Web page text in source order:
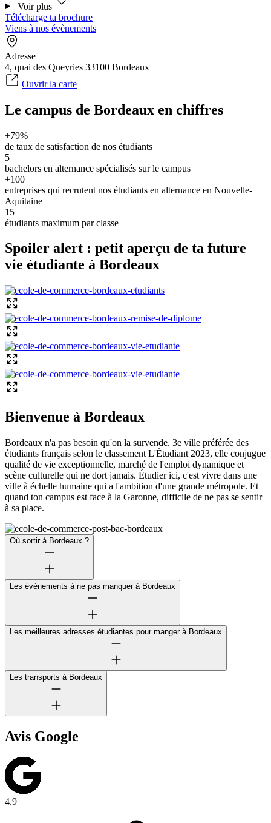
Voir plus
Télécharge ta brochure
Viens à nos évènements
Adresse
4, quai des Queyries 33100 Bordeaux
Ouvrir la carte
Le campus de Bordeaux en chiffres
+79%
de taux de satisfaction de nos étudiants
5
bachelors en alternance spécialisés sur le campus
+100
entreprises qui recrutent nos étudiants en alternance en Nouvelle-
Aquitaine
15
étudiants maximum par classe
Spoiler alert : petit aperçu de ta future
vie étudiante à Bordeaux
Bienvenue à Bordeaux
Bordeaux n'a pas besoin qu'on la survende. 3e ville préférée des
étudiants français selon le classement L'Étudiant 2023, elle conjugue
qualité de vie exceptionnelle, marché de l'emploi dynamique et
scène culturelle qui ne dort jamais. Étudier ici, c'est vivre dans une
ville à échelle humaine qui a l'ambition d'une grande métropole. Et
quand ton campus est face à la Garonne, difficile de ne pas se sentir
à sa place.
Où sortir à Bordeaux ?
Les événements à ne pas manquer à Bordeaux
Les meilleures adresses étudiantes pour manger à Bordeaux
Les transports à Bordeaux
Avis Google
4.9